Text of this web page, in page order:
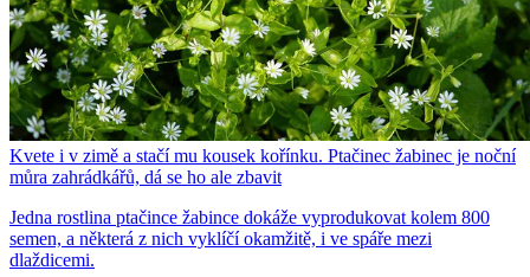
Kvete i v zimě a stačí mu kousek kořínku. Ptačinec žabinec je noční
můra zahrádkářů, dá se ho ale zbavit
Jedna rostlina ptačince žabince dokáže vyprodukovat kolem 800
semen, a některá z nich vyklíčí okamžitě, i ve spáře mezi
dlaždicemi.